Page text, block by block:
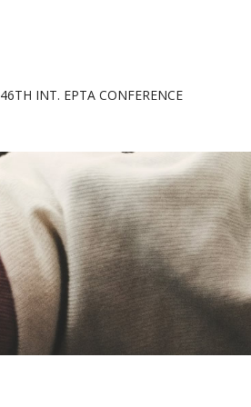
46TH INT. EPTA CONFERENCE